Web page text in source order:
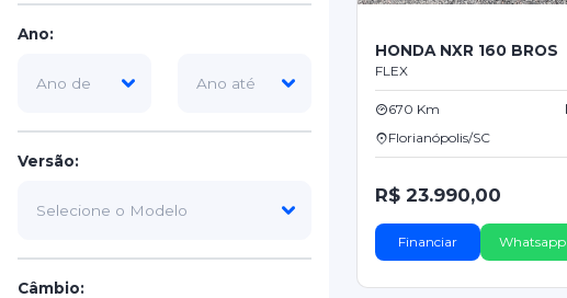
Ano:
Versão:
Câmbio:
HONDA NXR 160 BROS
FLEX
670 Km
Florianópolis/SC
R$ 23.990,00
Financiar Whatsapp